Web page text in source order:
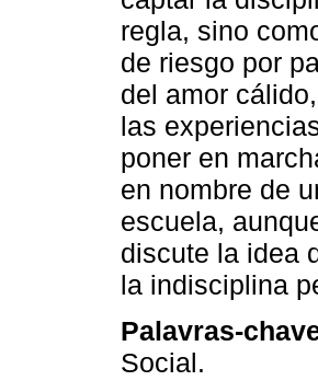
regla, sino
de riesgo por
del amor
las
poner en
en nombre de
escuela,
discute la idea
la indisciplina
Palavras-
Social.